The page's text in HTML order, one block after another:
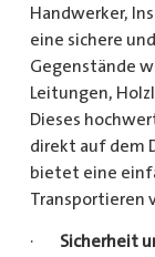
Handwerker,
eine sichere
Gegenstände
Leitungen,
Dieses
direkt auf dem
bietet eine
Transportieren
· Sicherheit